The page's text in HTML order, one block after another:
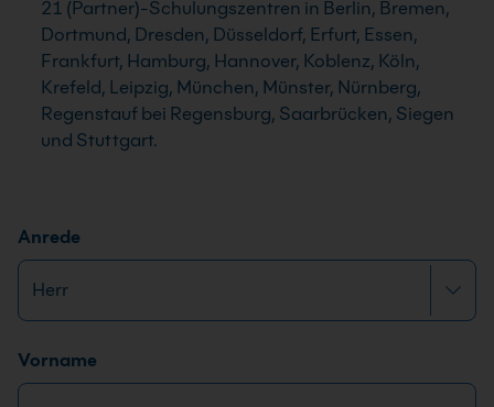
21 (Partner)-Schulungszentren in Berlin, Bremen,
Dortmund, Dresden, Düsseldorf, Erfurt, Essen,
Frankfurt, Hamburg, Hannover, Koblenz, Köln,
Krefeld, Leipzig, München, Münster, Nürnberg,
Regenstauf bei Regensburg, Saarbrücken, Siegen
und Stuttgart.
Anrede
Name*
Vorname